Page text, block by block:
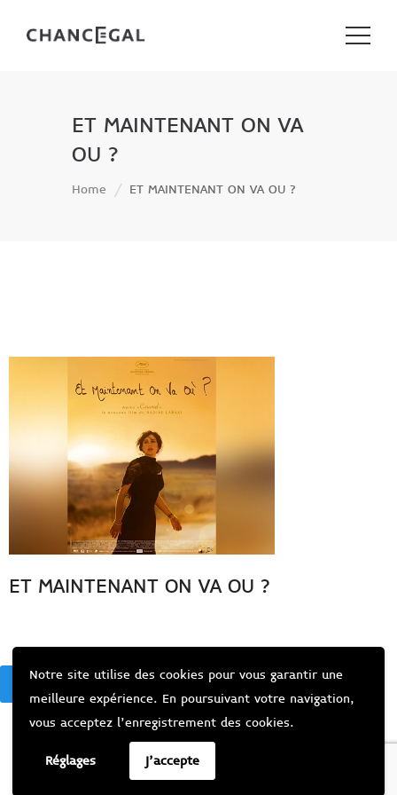
Notre site utilise des cookies pour vous garantir une
meilleure expérience. En poursuivant votre navigation,
vous acceptez l’enregistrement des cookies.
Réglages J'accepte
ET MAINTENANT ON VA
OU ?
Home ET MAINTENANT ON VA OU ?
ET MAINTENANT ON VA OU ?
BACK